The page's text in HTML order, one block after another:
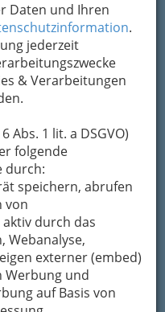
Daten und Ihren
.
jederzeit
& Verarbeitungen
Abs. 1 lit. a DSGVO)
folgende
durch:
speichern, abrufen
von
durch das
Webanalyse,
externer (embed)
Werbung und
auf Basis von
Der aus reinen
natürlich
Spam-Mails zu
dieser Stelle zur
ein sicheres
wird nach dem
Mail an das